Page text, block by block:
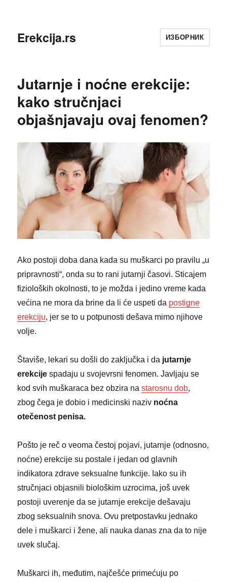
Erekcija.rs ИЗБОРНИК
Jutarnje i noćne erekcije:
kako stručnjaci
objašnjavaju ovaj fenomen?
Ako postoji doba dana kada su muškarci po pravilu „u
pripravnosti“, onda su to rani jutarnji časovi. Sticajem
fizioloških okolnosti, to je možda i jedino vreme kada
većina ne mora da brine da li će uspeti da postigne
erekciju, jer se to u potpunosti dešava mimo njihove
volje.
Štaviše, lekari su došli do zaključka i da jutarnje
erekcije spadaju u svojevrsni fenomen. Javljaju se
kod svih muškaraca bez obzira nastarosnu dob,
zbog čega je dobio i medicinski naziv noćna
otečenost penisa.
Pošto je reč o veoma čestoj pojavi, jutarnje (odnosno,
noćne) erekcije su postale i jedan od glavnih
indikatora zdrave seksualne funkcije. Iako su ih
stručnjaci objasnili biološkim uzrocima, još uvek
postoji uverenje da se jutarnje erekcije dešavaju
zbog seksualnih snova. Ovu pretpostavku jednako
dele i muškarci i žene, ali nauka danas zna da to nije
uvek slučaj.
Muškarci ih, međutim, najčešće primećuju po